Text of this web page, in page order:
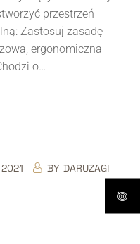
przestrzeń
Zastosuj zasadę
ergonomiczna
o…
BY DARUZAGI